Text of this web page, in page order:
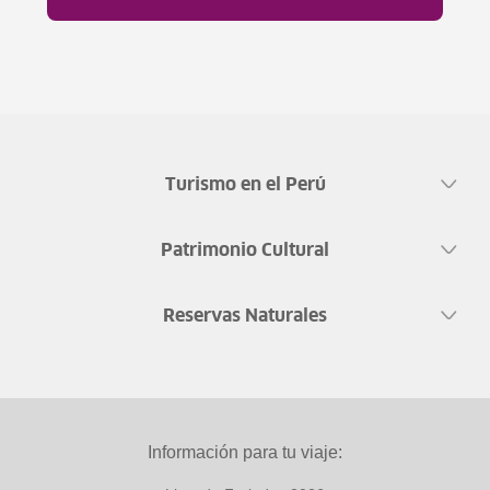
Turismo en el Perú
Patrimonio Cultural
Reservas Naturales
Información para tu viaje: